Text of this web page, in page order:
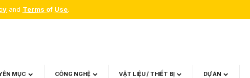
and Terms of Use.
MỤC CÔNG NGHỆ VẬT LIỆU / THIẾT BỊ DỰ ÁN